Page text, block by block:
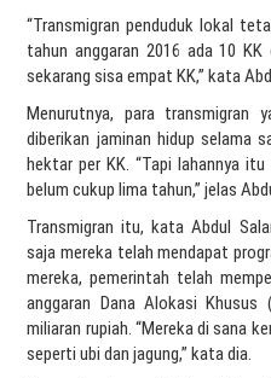
“Transmigran penduduk lokal
tahun anggaran 2016 ada 10
sekarang sisa empat KK,” kata
Menurutnya, para transmigran
diberikan jaminan hidup selama
hektar per KK. “Tapi lahannya
belum cukup lima tahun,” jelas
Transmigran itu, kata Abdul
saja mereka telah mendapat
mereka, pemerintah telah
anggaran Dana Alokasi
miliaran rupiah. “Mereka di sana
seperti ubi dan jagung,” kata dia.